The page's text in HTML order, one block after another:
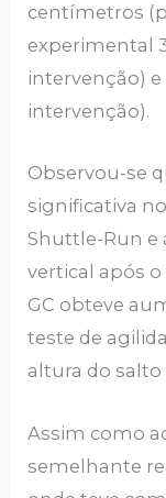
centímetros
experimental
intervenção)
intervenção).
Observou-se
significativa
Shuttle-Run e
vertical após
GC obteve
teste de
altura do salto
Assim como
semelhante